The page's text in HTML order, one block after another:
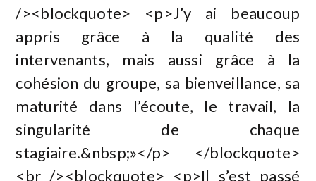
/><blockquote> <p>J’y ai beaucoup
appris grâce à la qualité des
intervenants, mais aussi grâce à la
cohésion du groupe, sa bienveillance, sa
maturité dans l’écoute, le travail, la
singularité de chaque
stagiaire.&nbsp;»</p> </blockquote>
<br /><blockquote> <p>Il s’est passé